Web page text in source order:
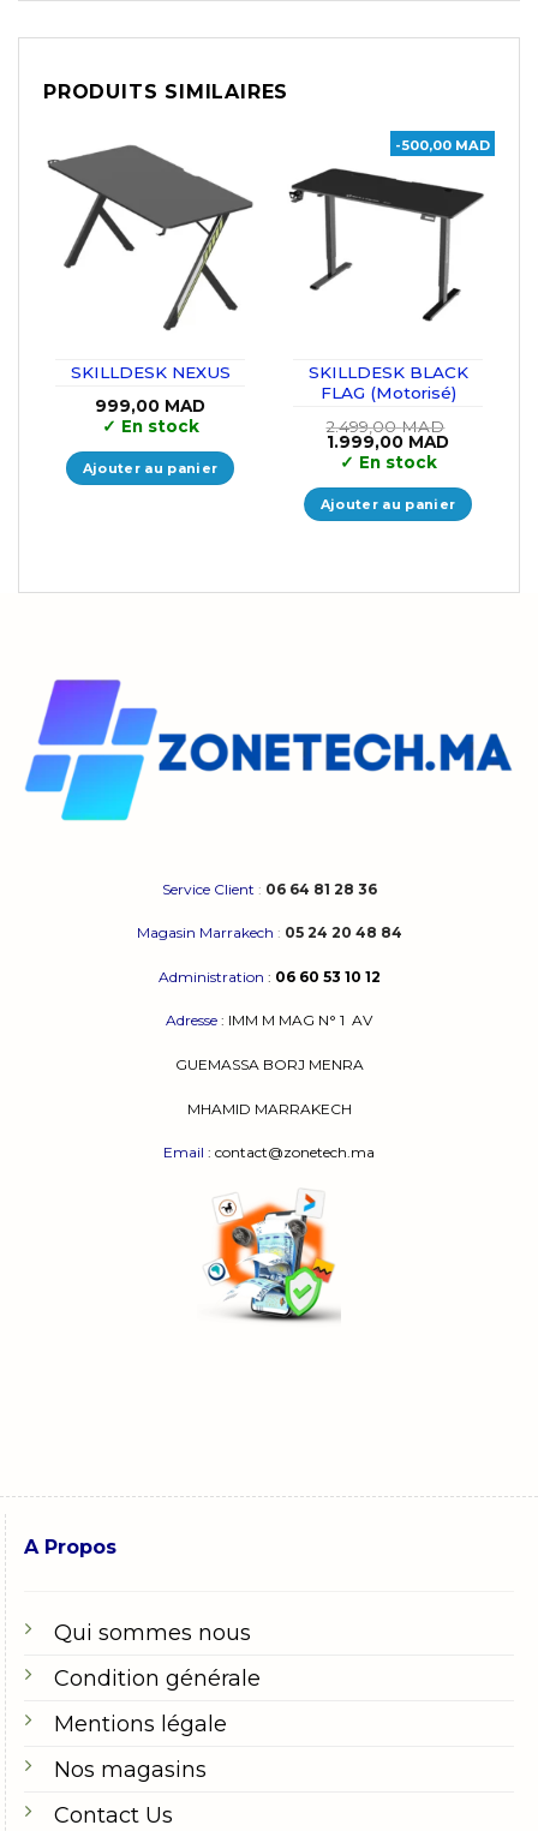
PRODUITS SIMILAIRES
SKILLDESK NEXUS
999,00 MAD
✓ En stock
Ajouter au panier
-500,00 MAD
SKILLDESK BLACK
FLAG (Motorisé)
2.499,00MAD
Le
prix
initial
était :
2.499,00 MAD.
1.999,00 MAD
est :
1.999,00
✓ En stock
Ajouter au panier
Service Client : 06 64 81 28 36
Magasin Marrakech : 05 24 20 48 84
Administration : 06 60 53 10 12
Adresse : IMM M MAG N° 1 AV
GUEMASSA BORJ MENRA
MHAMID MARRAKECH
Email : contact@zonetech.ma
A Propos
Qui sommes nous
Condition générale
Mentions légale
Nos magasins
Contact Us